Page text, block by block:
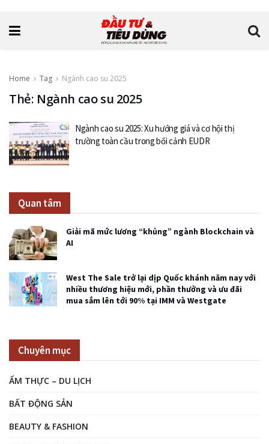
Home Tag Ngành cao su 2025
Thẻ: Ngành cao su 2025
Ngành cao su 2025: Xu hướng giá và cơ hội thị
trường toàn cầu trong bối cảnh EUDR
Quan tâm
Giải mã mức lương “khủng” ngành Blockchain và
AI
West The Sale trở lại dịp Quốc khánh năm nay với
nhiều thương hiệu mới, phần thưởng và ưu đãi
mua sắm lên tới 90% tại IMM và Westgate
Chuyên mục
ẨM THỰC – DU LỊCH
BẤT ĐỘNG SẢN
BEAUTY & FASHION